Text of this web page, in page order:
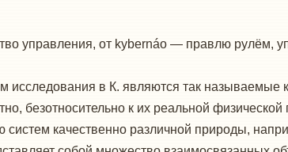
управления, от kybernáo — правлю рулём,
исследования в К. являются так называемые
безотносительно к их реальной
качественно различной природы,